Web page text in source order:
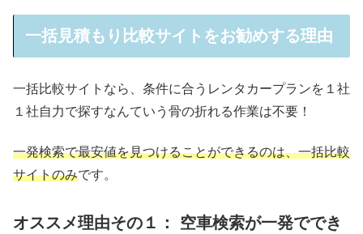
一括見積もり比較サイトをお勧めする理由
一括比較サイトなら、条件に合うレンタカープランを１社
１社自力で探すなんていう骨の折れる作業は不要！
一発検索で最安値を見つけることができるのは、一括比較
サイトのみです。
オススメ理由その１： 空車検索が一発ででき